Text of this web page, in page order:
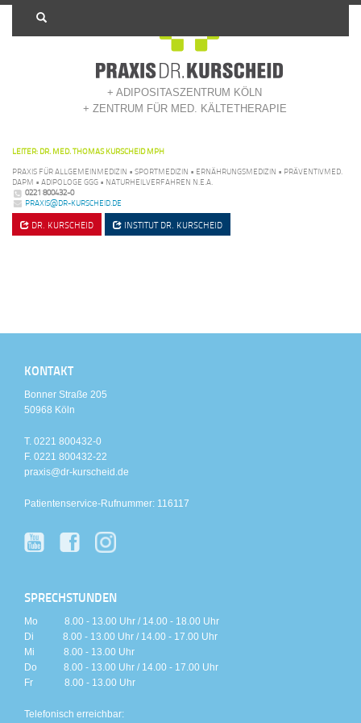
+ ADIPOSITASZENTRUM KÖLN
+ ZENTRUM FÜR MED. KÄLTETHERAPIE
LEITER: DR. MED. THOMAS KURSCHEID MPH
PRAXIS FÜR ALLGEMEINMEDIZIN • SPORTMEDIZIN • ERNÄHRUNGSMEDIZIN • PRÄVENTIVMED.
DAPM • ADIPOLOGE GGG • NATURHEILVERFAHREN N.E.A.
0221 800432-0
PRAXIS@DR-KURSCHEID.DE
DR. KURSCHEID INSTITUT DR. KURSCHEID
KONTAKT
Bonner Straße 205
50968 Köln
T. 0221 800432-0
F. 0221 800432-22
praxis@dr-kurscheid.de
Patientenservice-Rufnummer: 116117
SPRECHSTUNDEN
Mo 8.00 - 13.00 Uhr / 14.00 - 18.00 Uhr
Di 8.00 - 13.00 Uhr / 14.00 - 17.00 Uhr
Mi 8.00 - 13.00 Uhr
Do 8.00 - 13.00 Uhr / 14.00 - 17.00 Uhr
Fr 8.00 - 13.00 Uhr
Telefonisch erreichbar: